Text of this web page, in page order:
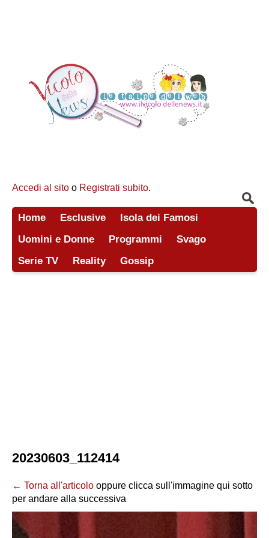
Accedi al sito o Registrati subito.
Home Esclusive
Isola dei Famosi
Uomini e Donne
Programmi
Svago
Serie TV
Reality Gossip
20230603_112414
← Torna all'articolo oppure clicca sull'immagine qui sotto
per andare alla successiva